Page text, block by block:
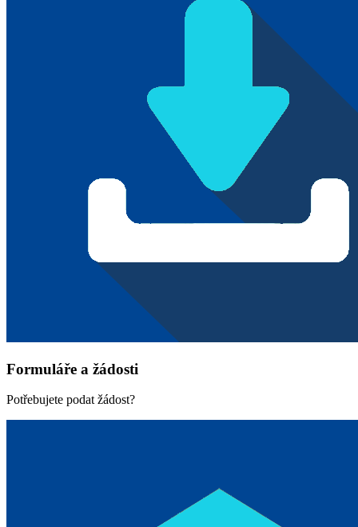
Formuláře a žádosti
Potřebujete podat žádost?